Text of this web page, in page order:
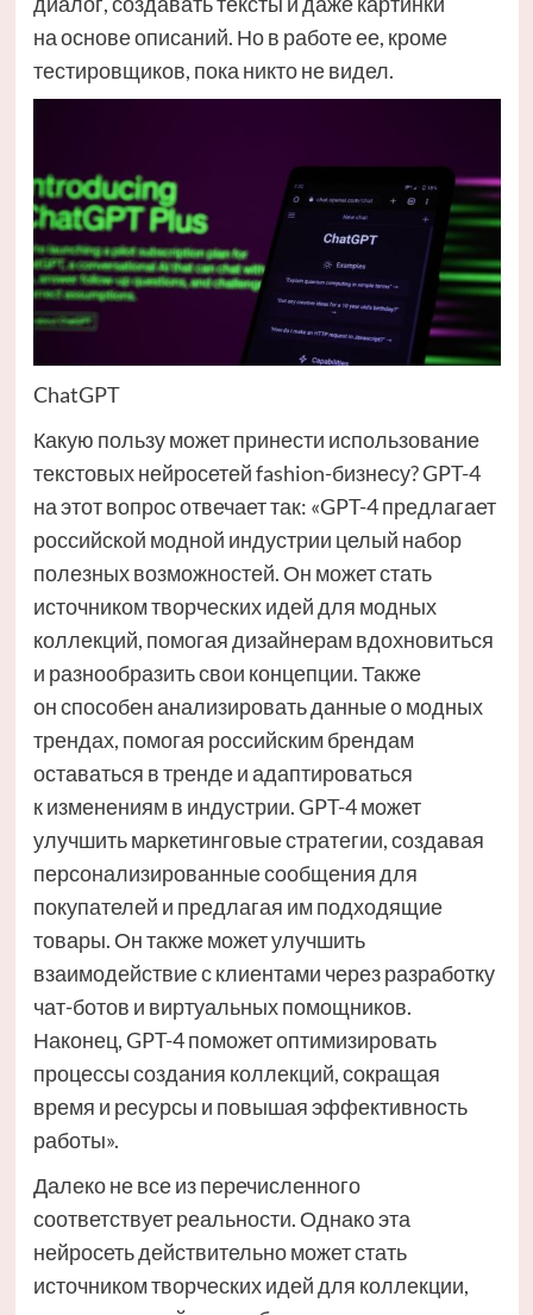
на основе описаний. Но в работе ее, кроме
тестировщиков, пока никто не видел.
ChatGPT
Какую пользу может принести использование
текстовых нейросетей fashion-бизнесу? GPT-4
на этот вопрос отвечает так: «GPT-4 предлагает
российской модной индустрии целый набор
полезных возможностей. Он может стать
источником творческих идей для модных
коллекций, помогая дизайнерам вдохновиться
и разнообразить свои концепции. Также
он способен анализировать данные о модных
трендах, помогая российским брендам
оставаться в тренде и адаптироваться
к изменениям в индустрии. GPT-4 может
улучшить маркетинговые стратегии, создавая
персонализированные сообщения для
покупателей и предлагая им подходящие
товары. Он также может улучшить
взаимодействие с клиентами через разработку
чат-ботов и виртуальных помощников.
Наконец, GPT-4 поможет оптимизировать
процессы создания коллекций, сокращая
время и ресурсы и повышая эффективность
работы».
Далеко не все из перечисленного
соответствует реальности. Однако эта
нейросеть действительно может стать
источником творческих идей для коллекции,